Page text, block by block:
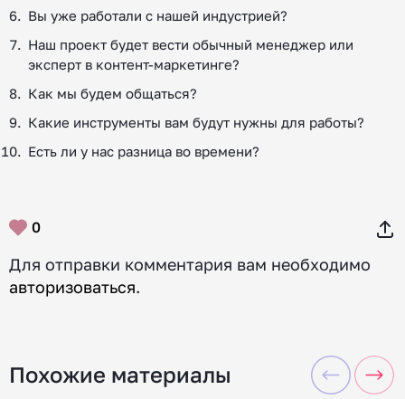
Вы уже работали с нашей индустрией?
Наш проект будет вести обычный менеджер или
эксперт в контент-маркетинге?
Как мы будем общаться?
Какие инструменты вам будут нужны для работы?
Есть ли у нас разница во времени?
0
Для отправки комментария вам необходимо
авторизоваться.
Похожие материалы